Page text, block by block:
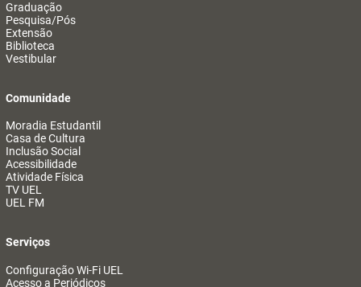
Graduação
Pesquisa/Pós
Extensão
Biblioteca
Vestibular
Comunidade
Moradia Estudantil
Casa de Cultura
Inclusão Social
Acessibilidade
Atividade Física
TV UEL
UEL FM
Serviços
Configuração Wi-Fi UEL
Acesso a Periódicos